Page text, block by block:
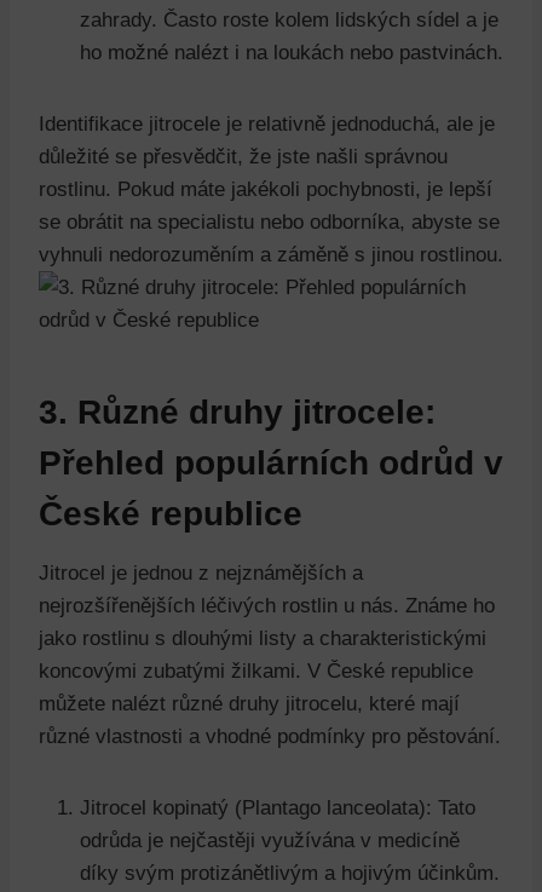
zahrady. Často roste kolem lidských sídel a je
ho možné nalézt i na loukách nebo pastvinách.
Identifikace jitrocele je relativně jednoduchá, ale je
důležité se přesvědčit, že jste našli správnou
rostlinu. Pokud máte jakékoli pochybnosti, je lepší
se obrátit na specialistu nebo odborníka, abyste se
vyhnuli nedorozuměním a záměně s jinou rostlinou.
3. Různé druhy jitrocele:
Přehled populárních odrůd v
České republice
Jitrocel je jednou z nejznámějších a
nejrozšířenějších léčivých rostlin u nás. Známe ho
jako rostlinu s dlouhými listy a charakteristickými
koncovými zubatými žilkami. V České republice
můžete nalézt různé druhy jitrocelu, které mají
různé vlastnosti a vhodné podmínky pro pěstování.
Jitrocel kopinatý (Plantago lanceolata): Tato
odrůda je nejčastěji využívána v medicíně
díky svým protizánětlivým a hojivým účinkům.